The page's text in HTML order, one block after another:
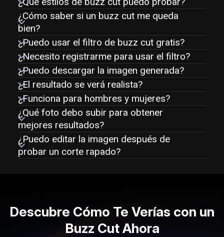
¿Cómo saber si un buzz cut me queda
bien?
¿Puedo usar el filtro de buzz cut gratis?
¿Necesito registrarme para usar el filtro?
¿Puedo descargar la imagen generada?
¿El resultado se verá realista?
¿Funciona para hombres y mujeres?
¿Qué foto debo subir para obtener
mejores resultados?
¿Puedo editar la imagen después de
probar un corte rapado?
Descubre Cómo Te Verías con un
Buzz Cut Ahora